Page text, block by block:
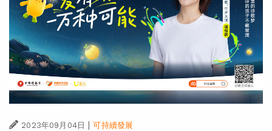
2023年09月04日 可持續發展